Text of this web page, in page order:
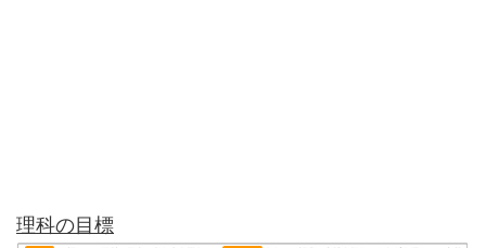
理科の目標